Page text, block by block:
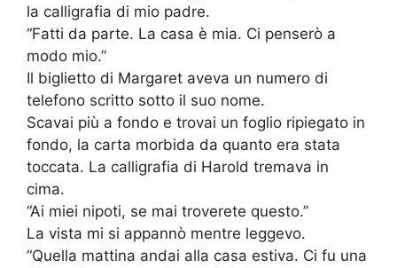
la calligrafia di mio padre.
“Fatti da parte. La casa è mia. Ci penserò a
modo mio.”
Il biglietto di Margaret aveva un numero di
telefono scritto sotto il suo nome.
Scavai più a fondo e trovai un foglio ripiegato in
fondo, la carta morbida da quanto era stata
toccata. La calligrafia di Harold tremava in
cima.
“Ai miei nipoti, se mai troverete questo.”
La vista mi si appannò mentre leggevo.
“Quella mattina andai alla casa estiva. Ci fu una